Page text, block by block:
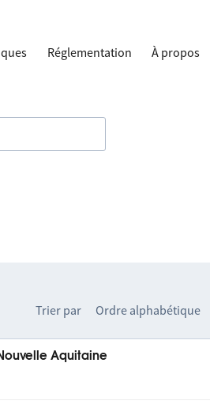
Réglementation À propos
Trier par Ordre alphabétique
Aquitaine